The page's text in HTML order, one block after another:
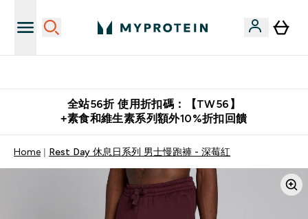
全站56折 使用折扣碼：【TW56】
+素食和維生素系列額外10%折扣回饋
Home Rest Day 休息日系列 男士慢跑褲 - 深莓紅